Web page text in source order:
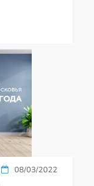
08/03/2022